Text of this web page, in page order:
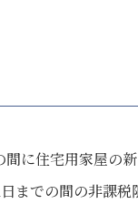
に住宅用家屋の
での間の非課税